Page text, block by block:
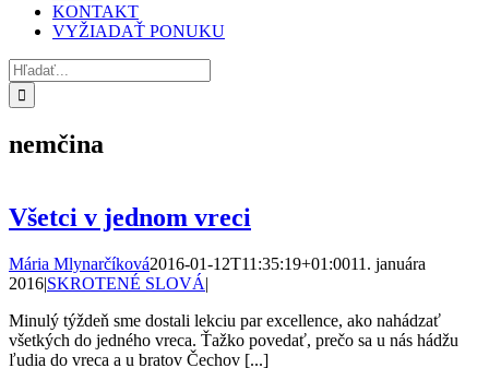
KONTAKT
VYŽIADAŤ PONUKU
Hľadať:
nemčina
Všetci v jednom vreci
Mária Mlynarčíková2016-01-12T11:35:19+01:0011. januára
2016|SKROTENÉ SLOVÁ|
Minulý týždeň sme dostali lekciu par excellence, ako nahádzať
všetkých do jedného vreca. Ťažko povedať, prečo sa u nás hádžu
ľudia do vreca a u bratov Čechov [...]